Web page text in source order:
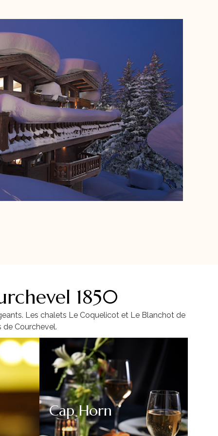
1850
Les chalets Le Coquelicot et Le Blanchot de
de Courchevel.
Cap Horn